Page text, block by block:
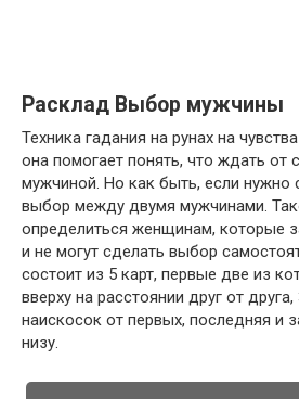
Расклад Выбор мужчины
Техника гадания на рунах на
она помогает понять, что ждать от
мужчиной. Но как быть, если нужно
выбор между двумя мужчинами.
определиться женщинам, которые
и не могут сделать выбор
состоит из 5 карт, первые две из
вверху на расстоянии друг от
наискосок от первых, последняя
низу.